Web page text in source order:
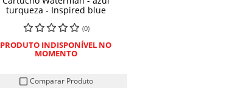
turqueza - Inspired blue
(0)
PRODUTO INDISPONÍVEL NO
MOMENTO
Comparar Produto